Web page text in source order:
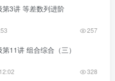
3讲 等差数列进阶
257
11讲 组合综合（三）
328